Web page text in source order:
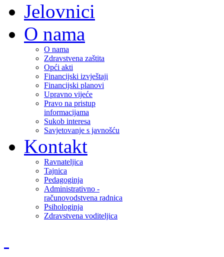
Jelovnici
O nama
O nama
Zdravstvena zaštita
Opći akti
Financijski izvještaji
Financijski planovi
Upravno vijeće
Pravo na pristup
informacijama
Sukob interesa
Savjetovanje s javnošću
Kontakt
Ravnateljica
Tajnica
Pedagoginja
Administrativno -
računovodstvena radnica
Psihologinja
Zdravstvena voditeljica